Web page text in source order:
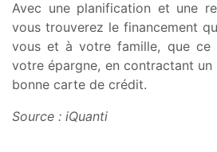
Avec une planification et une
vous trouverez le financement
vous et à votre famille, que ce
votre épargne, en contractant
bonne carte de crédit.
Source : iQuanti